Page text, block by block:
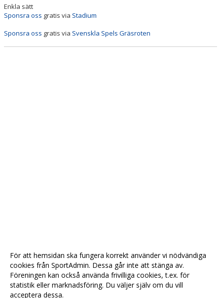
Enkla sätt
Sponsra oss gratis via Stadium
Sponsra oss gratis via Svenskla Spels Gräsroten
För att hemsidan ska fungera korrekt använder vi nödvändiga
cookies från SportAdmin. Dessa går inte att stänga av.
Föreningen kan också använda frivilliga cookies, t.ex. för
statistik eller marknadsföring. Du väljer själv om du vill
acceptera dessa.